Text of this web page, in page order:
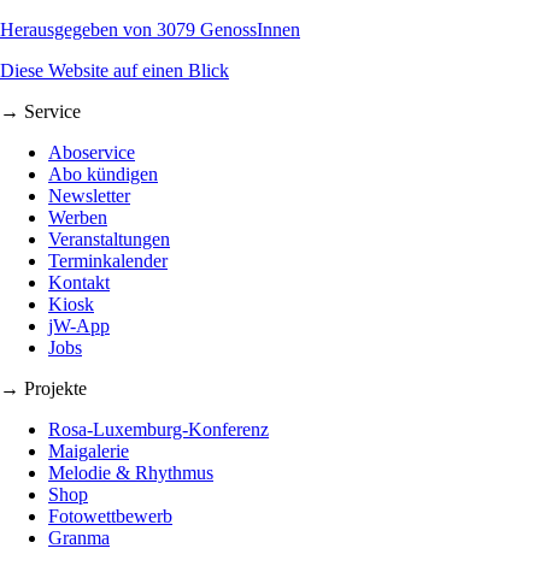
Herausgegeben von 3079 GenossInnen
Diese Website auf einen Blick
→ Service
Aboservice
Abo kündigen
Newsletter
Werben
Veranstaltungen
Terminkalender
Kontakt
Kiosk
jW-App
Jobs
→ Projekte
Rosa-Luxemburg-Konferenz
Maigalerie
Melodie & Rhythmus
Shop
Fotowettbewerb
Granma